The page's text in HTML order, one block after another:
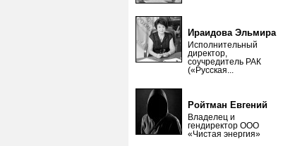
Ираидова Эльмира
Исполнительный
директор,
соучредитель РАК
(«Русская...
Ройтман Евгений
Владелец и
гендиректор ООО
«Чистая энергия»